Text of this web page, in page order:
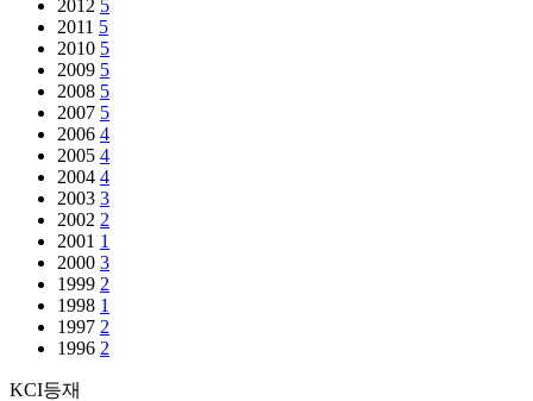
2012 5
2011 5
2010 5
2009 5
2008 5
2007 5
2006 4
2005 4
2004 4
2003 3
2002 2
2001 1
2000 3
1999 2
1998 1
1997 2
1996 2
KCI등재